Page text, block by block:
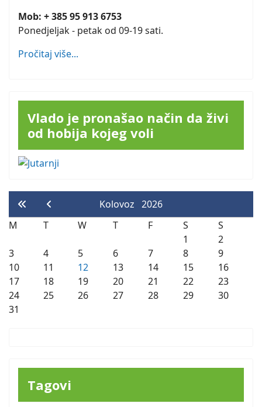
Mob: + 385 95 913 6753
Ponedjeljak - petak od 09-19 sati.
Pročitaj više...
Vlado je pronašao način da živi
od hobija kojeg voli
Kolovoz 2026
M
T W T F S
S
1
2
3
4 5 6 7 8
9
10
11 12 13 14 15
16
17
18 19 20 21 22
23
24
25 26 27 28 29
30
31
Tagovi